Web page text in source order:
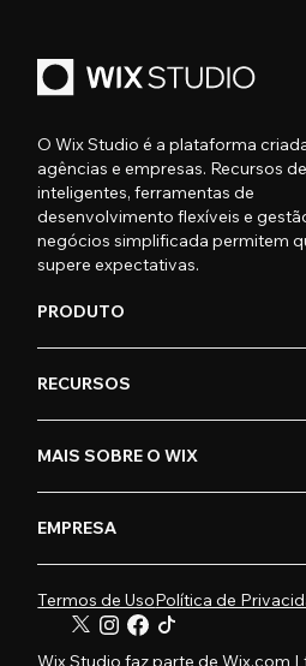
O Wix Studio é a plataforma
agências e empresas. Recursos
inteligentes, ferramentas de
desenvolvimento flexíveis e
negócios simplificada permitem
supere expectativas.
PRODUTO
RECURSOS
MAIS SOBRE O WIX
EMPRESA
Termos de UsoPolítica de
Wix Studio faz parte de Wix.com